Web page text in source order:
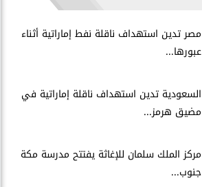
مصر تدين استهداف ناقلة نفط إماراتية أثناء
عبورها...
السعودية تدين استهداف ناقلة إماراتية في
مضيق هرمز...
مركز الملك سلمان للإغاثة يفتتح مدرسة مكة
جنوب...